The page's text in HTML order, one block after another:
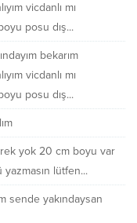
vicdanlı mı
posu dış...
bekarım
vicdanlı mı
posu dış...
yok 20 cm boyu var
lütfen...
sende yakındaysan